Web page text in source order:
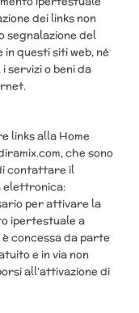
dei links non
segnalazione del
in questi siti web, né
servizi o beni da
links alla Home
che sono
contattare il
elettronica:
per attivare la
ipertestuale a
è concessa da parte
e in via non
all’attivazione di